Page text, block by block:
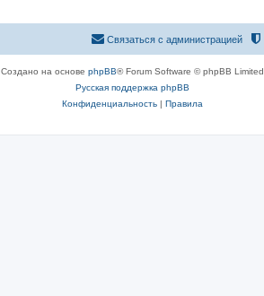
Связаться с администрацией
Создано на основе phpBB® Forum Software © phpBB Limited
Русская поддержка phpBB
Конфиденциальность| Правила